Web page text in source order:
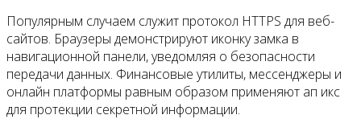
Популярным случаем служит протокол HTTPS для веб-
сайтов. Браузеры демонстрируют иконку замка в
навигационной панели, уведомляя о безопасности
передачи данных. Финансовые утилиты, мессенджеры и
онлайн платформы равным образом применяют ап икс
для протекции секретной информации.